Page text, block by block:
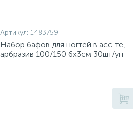
Артикул: 1483759
Набор бафов для ногтей в асс-те,
арбразив 100/150 6x3см 30шт/уп